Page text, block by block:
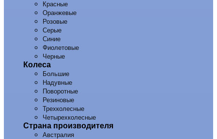
Красные
Оранжевые
Розовые
Серые
Синие
Фиолетовые
Черные
Колеса
Большие
Надувные
Поворотные
Резиновые
Трехколесные
Четырехколесные
Страна производителя
Австралия